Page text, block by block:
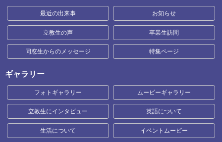
最近の出来事 お知らせ
立教生の声 卒業生訪問
同窓生からのメッセージ 特集ページ
ギャラリー
フォトギャラリー ムービーギャラリー
立教生にインタビュー 英語について
生活について イベントムービー